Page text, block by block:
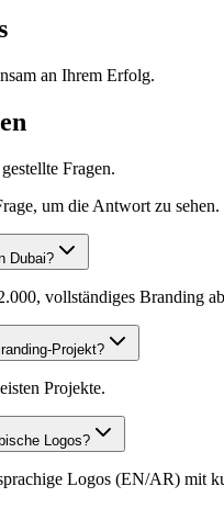
an Ihrem Erfolg.
Fragen.
um die Antwort zu sehen.
Dubai?
vollständiges Branding
Projekt?
Projekte.
Logos?
Logos (EN/AR) mit